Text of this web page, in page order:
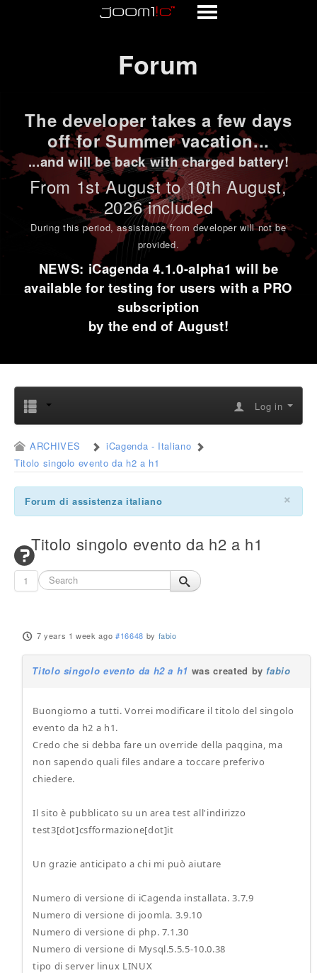
Forum
The developer takes a few days
off for Summer vacation...
...and will be back with charged battery!
From 1stAugust to 10th August,
2026 included
During this period,assistance from developer will not be
provided.
NEWS: iCagenda 4.1.0-alpha1 will be
available for testing for users with a PRO
subscription
by the end of August!
Log in
ARCHIVES
iCagenda - Italiano
Titolo singolo evento da h2 a h1
×
Forum di assistenza italiano
Titolo singolo evento da h2 a h1
1
7 years 1 week ago #16648 by fabio
Titolo singolo evento da h2 a h1 was created byfabio
Buongiorno a tutti. Vorrei modificare il titolo del singolo
evento da h2 a h1.
Credo che si debba fare un override della paqgina, ma
non sapendo quali files andare a toccare preferivo
chiedere.
Il sito è pubblicato su un area test all'indirizzo
test3[dot]csfformazione[dot]it
Un grazie anticipato a chi mi può aiutare
Numero di versione di iCagenda installata. 3.7.9
Numero di versione di joomla. 3.9.10
Numero di versione di php. 7.1.30
Numero di versione di Mysql.5.5.5-10.0.38
tipo di server linux LINUX